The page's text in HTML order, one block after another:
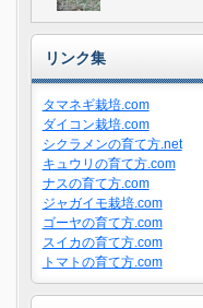
リンク集
タマネギ栽培.com
ダイコン栽培.com
シクラメンの育て方.net
キュウリの育て方.com
ナスの育て方.com
ジャガイモ栽培.com
ゴーヤの育て方.com
スイカの育て方.com
トマトの育て方.com